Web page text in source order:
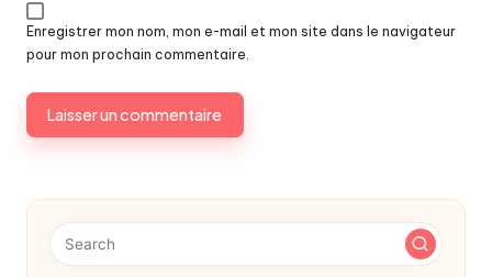
Enregistrer mon nom, mon e-mail et mon site dans le navigateur
pour mon prochain commentaire.